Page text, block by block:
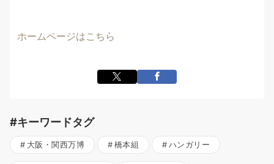
ホームページはこちら
#キーワードタグ
大阪・関西万博 橋本組 ハンガリー